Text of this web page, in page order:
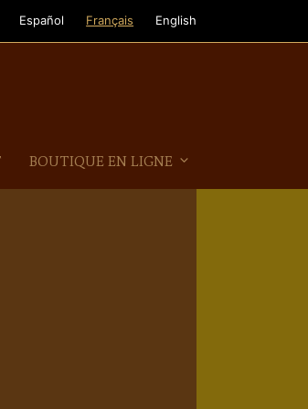
Español Français English
BOUTIQUE EN LIGNE